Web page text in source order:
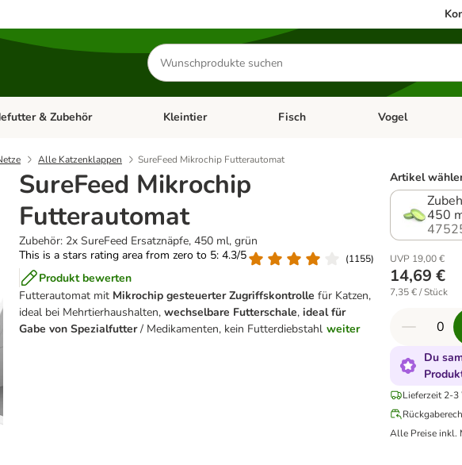
Produkte
suchen
Menü öffnen: Katzenfutter & Zubehör
& Zubehör Kategorie-Menü öffnen: Hundefutter & Zubehör
Kleintier Kategorie-Menü öffnen: Kleintier
Fisch Kategorie-Menü
Vogel
Alle Katzenklappen SureFeed Mikrochip Futterautomat
SureFeed Mikrochip
Futterautomat
Zubehör: 2x SureFeed Ersatznäpfe, 450 ml, grün
This is a stars rating area from zero to 5: 4.3/5
(1155)
Produkt bewerten
Futterautomat mit Mikrochip gesteuerter Zugriffskontrolle für Katzen,
ideal bei Mehrtierhaushalten, wechselbare Futterschale, ideal für
Gabe von Spezialfutter/ Medikamenten, kein Futterdiebstahl weiter
Artikel
450
UVP 19,00 €
14,69 €
7,35 € / Stück
Du
Lieferzeit 2-3
Alle Preise inkl.